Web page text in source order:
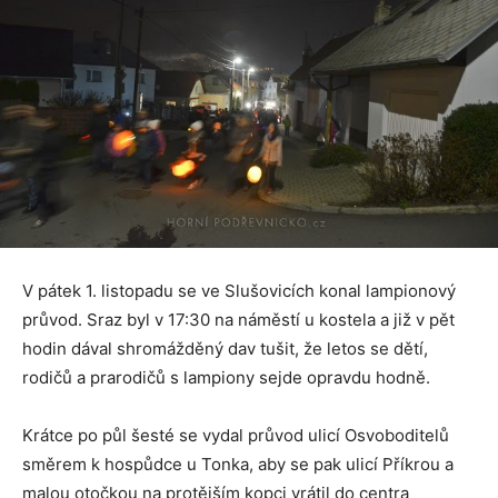
V pátek 1. listopadu se ve Slušovicích konal lampionový
průvod. Sraz byl v 17:30 na náměstí u kostela a již v pět
hodin dával shromážděný dav tušit, že letos se dětí,
rodičů a prarodičů s lampiony sejde opravdu hodně.
Krátce po půl šesté se vydal průvod ulicí Osvoboditelů
směrem k hospůdce u Tonka, aby se pak ulicí Příkrou a
malou otočkou na protějším kopci vrátil do centra